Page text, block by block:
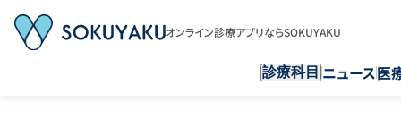
オンライン診療アプリならSOKUYAKU
診療科目 ニュース医